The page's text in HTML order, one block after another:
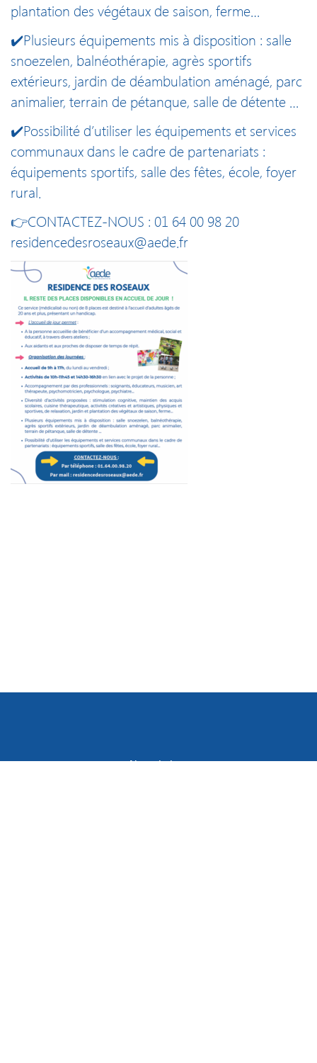
plantation des végétaux de saison, ferme…
✔️Plusieurs équipements mis à disposition : salle
snoezelen, balnéothérapie, agrès sportifs
extérieurs, jardin de déambulation aménagé, parc
animalier, terrain de pétanque, salle de détente …
✔️Possibilité d’utiliser les équipements et services
communaux dans le cadre de partenariats :
équipements sportifs, salle des fêtes, école, foyer
rural.
👉CONTACTEZ-NOUS : 01 64 00 98 20
residencedesroseaux@aede.fr
Nos missions